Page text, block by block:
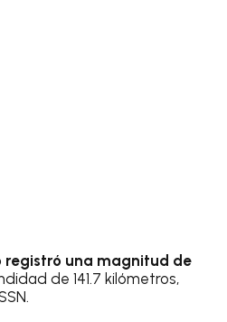
una magnitud de
de 141.7 kilómetros,